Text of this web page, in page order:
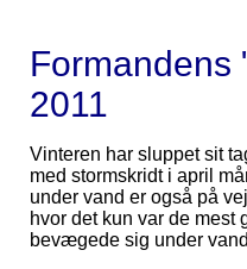
Formandens
2011
Vinteren har sluppet sit
med stormskridt i april
under vand er også på
hvor det kun var de mest
bevægede sig under